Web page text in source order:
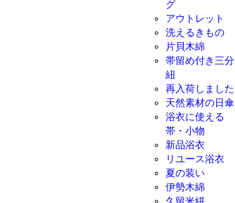
グ
アウトレット
洗えるきもの
片貝木綿
帯留め付き三分
紐
再入荷しました
天然素材の日傘
浴衣に使える
帯・小物
新品浴衣
リユース浴衣
夏の装い
伊勢木綿